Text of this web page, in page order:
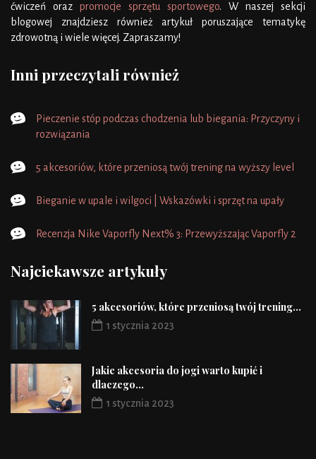
ćwiczeń oraz promocje sprzętu sportowego. W naszej sekcji
blogowej znajdziesz również artykuł poruszające tematykę
zdrowotną i wiele więcej. Zapraszamy!
Inni przeczytali również
Pieczenie stóp podczas chodzenia lub biegania: Przyczyny i
rozwiązania
5 akcesoriów, które przeniosą twój trening na wyższy level
Bieganie w upale i wilgoci | Wskazówki i sprzęt na upały
Recenzja Nike Vaporfly Next% 3: Przewyższając Vaporfly 2
Najciekawsze artykuły
5 akcesoriów, które przeniosą twój trening...
1 stycznia 2023
Jakie akcesoria do jogi warto kupić i
dlaczego...
1 stycznia 2023